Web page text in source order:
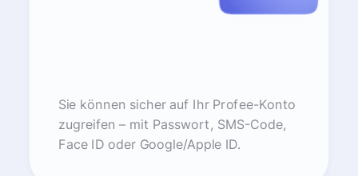
Sie können sicher auf Ihr Profee-Konto
zugreifen – mit Passwort, SMS-Code,
Face ID oder Google/Apple ID.